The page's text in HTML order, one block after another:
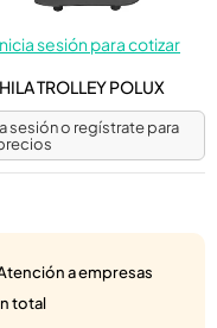
sesión para cotizar
TROLLEY POLUX
sesión o regístrate para
a empresas
total